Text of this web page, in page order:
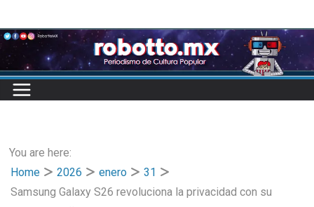
to
content
You are here:
Home
2026 enero
31
Samsung Galaxy S26 revoluciona la privacidad con su